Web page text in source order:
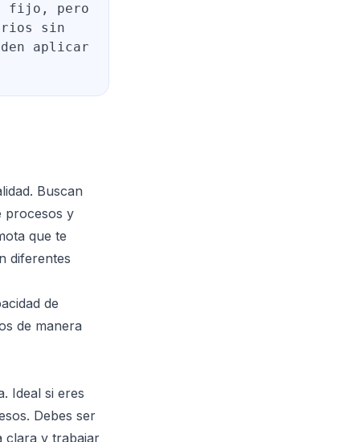
fijo, pero
sin
aplicar
Buscan
procesos y
que te
diferentes
de
de manera
Ideal si eres
Debes ser
clara y trabajar